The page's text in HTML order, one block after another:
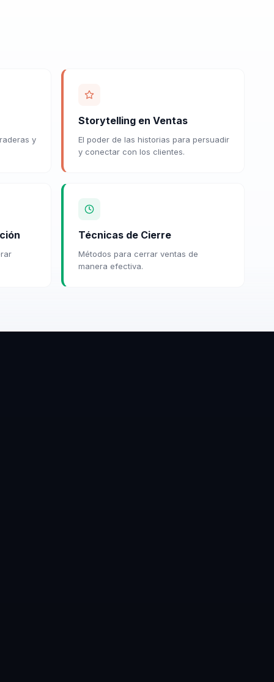
y
Storytelling en Ventas
El poder de las historias para persuadir
y conectar con los clientes.
Técnicas de Cierre
Métodos para cerrar ventas de
manera efectiva.